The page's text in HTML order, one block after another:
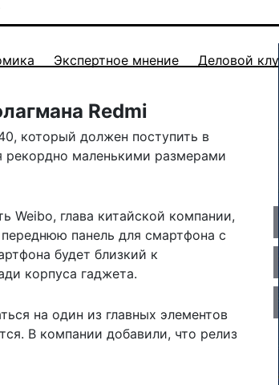
Экспертное мнение Деловой клуб
Redmi
который должен поступить в
рекордно маленькими размерами
Weibo, глава китайской компании,
панель для смартфона с
будет близкий к
корпуса гаджета.
на один из главных элементов
В компании добавили, что релиз